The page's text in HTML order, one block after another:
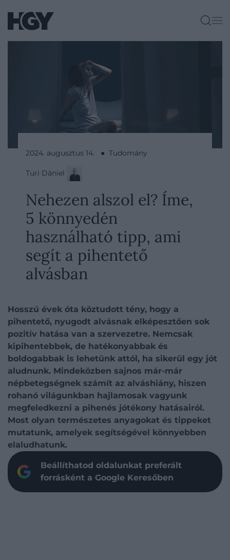
2024. augusztus 14. ● Tudomány
Turi Dániel
Nehezen alszol el? Íme,
5 könnyedén
használható tipp, ami
segít a pihentető
alvásban
Hosszú évek óta köztudott tény, hogy a
pihentető, nyugodt alvásnak elképesztően sok
pozitív hatása van a szervezetre. Nemcsak
kipihentebbek, de hatékonyabbak és
boldogabbak is lehetünk attól, ha sikerül egy jót
aludnunk. Mindeközben sajnos már-már
népbetegségnek számít az alváshiány, hiszen
rohanó világunkban hajlamosak vagyunk
megfeledkezni a pihenés jótékony hatásairól.
Most olyan természetes anyagokat és tippeket
mutatunk, amelyek segítségével könnyebben
elaludhatunk.
Beállíthatod oldalunkat preferált
forrásként a Google Keresőben